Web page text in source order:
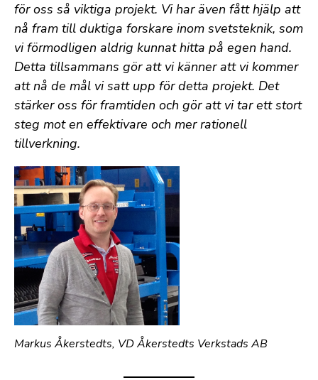
för oss så viktiga projekt. Vi har även fått hjälp att
nå fram till duktiga forskare inom svetsteknik, som
vi förmodligen aldrig kunnat hitta på egen hand.
Detta tillsammans gör att vi känner att vi kommer
att nå de mål vi satt upp för detta projekt. Det
stärker oss för framtiden och gör att vi tar ett stort
steg mot en effektivare och mer rationell
tillverkning.
Markus Åkerstedts, VD Åkerstedts Verkstads AB